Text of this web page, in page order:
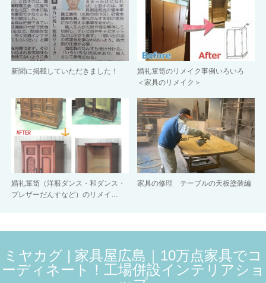
新聞に掲載していただきました！
婚礼箪笥のリメイク事例いろいろ
＜家具のリメイク＞
婚礼箪笥（洋服ダンス・和ダンス・
ブレザーだんすなど）のリメイ…
家具の修理 テーブルの天板塗装編
ミヤカグ | 家具屋広島｜10万点家具でコ
ーディネート！工場併設インテリアショ